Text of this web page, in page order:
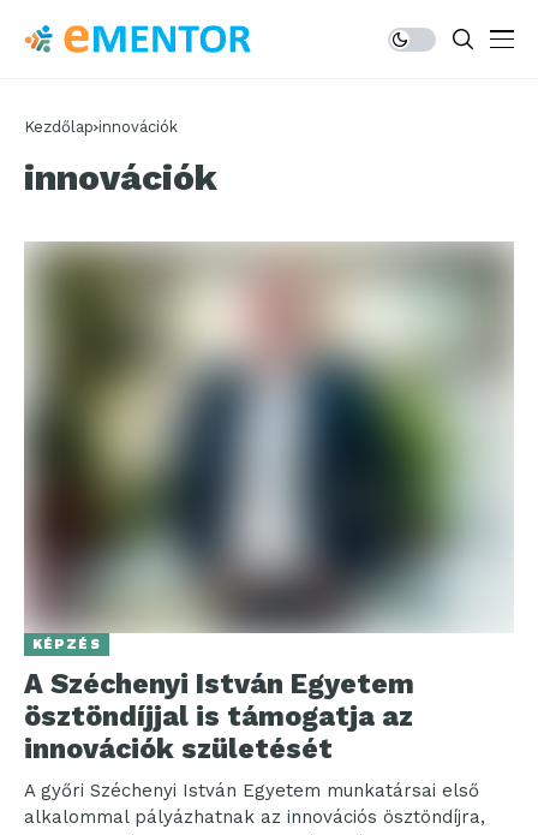
Kezdőlap innovációk
innovációk
KÉPZÉS
A Széchenyi István Egyetem
ösztöndíjjal is támogatja az
innovációk születését
A győri Széchenyi István Egyetem munkatársai első
alkalommal pályázhatnak az innovációs ösztöndíjra,